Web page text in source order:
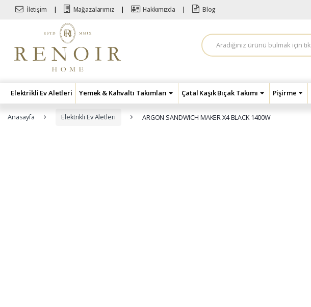
Skip to navigation
Skip to content
İletişim Mağazalarımız Hakkımızda Blog
A
r
a
Elektrikli Ev Aletleri Yemek & Kahvaltı Takımları Çatal Kaşık Bıçak Takımı Pişirme
Anasayfa Elektrikli Ev Aletleri ARGON SANDWICH MAKER X4 BLACK 1400W